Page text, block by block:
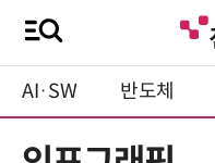
AI·SW 반도체